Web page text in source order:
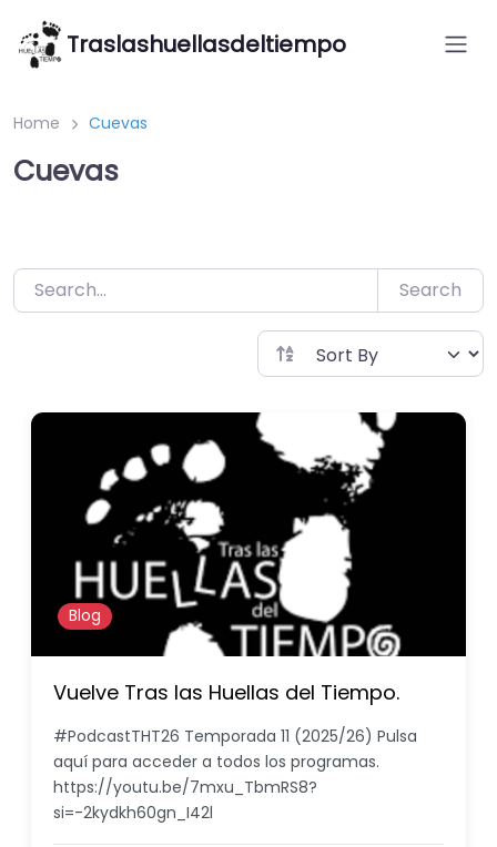
Saltar
contenido
Traslashuellasdeltiempo
Home Cuevas
Cuevas
Search
Blog
Vuelve Tras las Huellas del Tiempo.
#PodcastTHT26 Temporada 11 (2025/26) Pulsa
aquí para acceder a todos los programas.
https://youtu.be/7mxu_TbmRS8?
si=-2kydkh60gn_I42l